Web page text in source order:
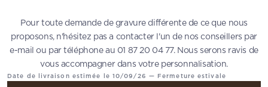
Pour toute demande de gravure différente de ce que nous
proposons, n'hésitez pas a contacter l'un de nos conseillers par
e-mail ou par téléphone au 01 87 20 04 77. Nous serons ravis de
vous accompagner dans votre personnalisation.
Date de livraison estimée le 10/09/26 — Fermeture estivale